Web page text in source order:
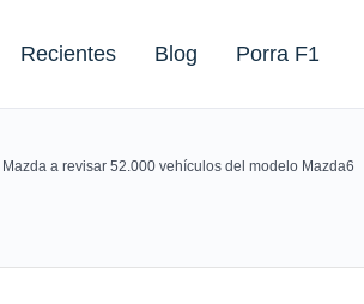
Recientes Blog Porra F1
a revisar 52.000 vehículos del modelo Mazda6